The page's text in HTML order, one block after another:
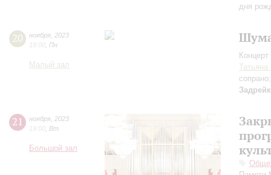
дня
20 ноября 2023
19:00 Пн
Малый зал
Татьяна
21 ноября 2023
19:00 Вт
Большой зал